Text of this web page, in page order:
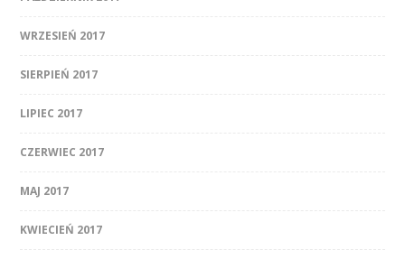
WRZESIEŃ 2017
SIERPIEŃ 2017
LIPIEC 2017
CZERWIEC 2017
MAJ 2017
KWIECIEŃ 2017